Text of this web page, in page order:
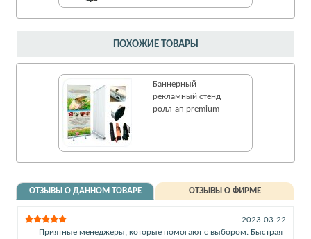
ПОХОЖИЕ ТОВАРЫ
Баннерный
рекламный стенд
ролл-ап premium
ОТЗЫВЫ О ДАННОМ ТОВАРЕ ОТЗЫВЫ О ФИРМЕ
2023-03-22
Приятные менеджеры, которые помогают с выбором. Быстрая